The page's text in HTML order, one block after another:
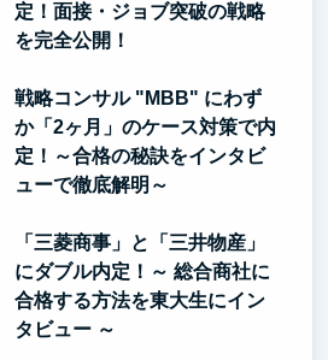
定！面接・ジョブ突破の戦略
を完全公開！
戦略コンサル "MBB" にわず
か「2ヶ月」のケース対策で内
定！～合格の秘訣をインタビ
ューで徹底解明～
「三菱商事」と「三井物産」
にダブル内定！～ 総合商社に
合格する方法を東大生にイン
タビュー ～